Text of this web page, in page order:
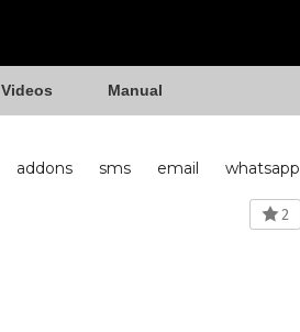
Videos Manual
addons sms email whatsapp
2